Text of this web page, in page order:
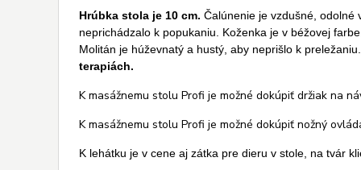
Hrúbka stola je 10 cm. Čalúnenie je vzdušné, odolné
neprichádzalo k popukaniu. Koženka je v béžovej farbe.
Molitán je húževnatý a hustý, aby neprišlo k preležaniu.
terapiách.
K masážnemu stolu Profi je možné dokúpiť držiak na
K masážnemu stolu Profi je možné dokúpiť nožný
K lehátku je v cene aj zátka pre dieru v stole, na tvár